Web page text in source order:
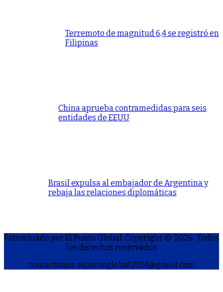
Terremoto de magnitud 6,4 se registró en
Filipinas
China aprueba contramedidas para seis
entidades de EEUU
Brasil expulsa al embajador de Argentina y
rebaja las relaciones diplomáticas
Patrocinado por El Punto Global. Copyright © 2026 . Todos
los derechos reservados
contactanos: elpuntoglobal2024@gmail.com